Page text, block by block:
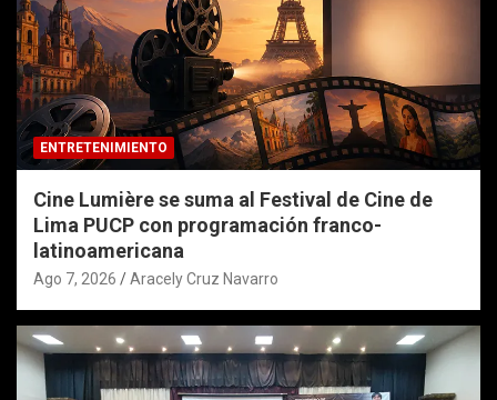
ENTRETENIMIENTO
Cine Lumière se suma al Festival de Cine de
Lima PUCP con programación franco-
latinoamericana
Ago 7, 2026 Aracely Cruz Navarro